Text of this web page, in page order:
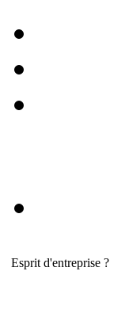
Esprit d'entreprise ?